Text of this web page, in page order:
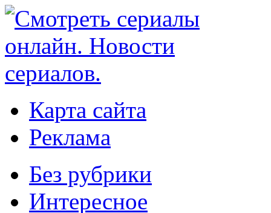
Карта сайта
Реклама
Без рубрики
Интересное